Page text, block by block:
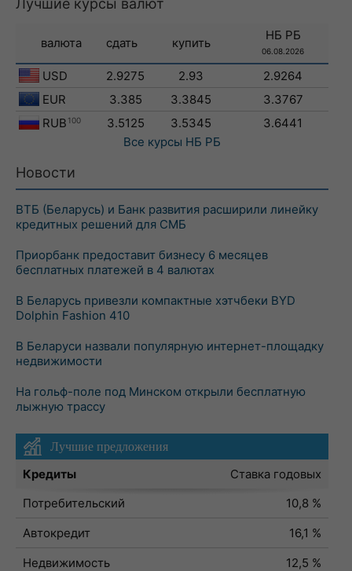
Лучшие курсы валют
валюта сдать купить
НБ РБ
06.08.2026
USD 2.9275 2.93
2.9264
EUR
3.385 3.3845
3.3767
RUB 100 3.5125 3.5345
3.6441
Все курсы НБ РБ
Новости
ВТБ (Беларусь) и Банк развития расширили линейку
кредитных решений для СМБ
Приорбанк предоставит бизнесу 6 месяцев
бесплатных платежей в 4 валютах
В Беларусь привезли компактные хэтчбеки BYD
Dolphin Fashion 410
В Беларуси назвали популярную интернет-площадку
недвижимости
На гольф-поле под Минском открыли бесплатную
лыжную трассу
Лучшие предложения
Кредиты
Ставка годовых
Потребительский
10,8 %
Автокредит
16,1 %
Недвижимость
12,5 %